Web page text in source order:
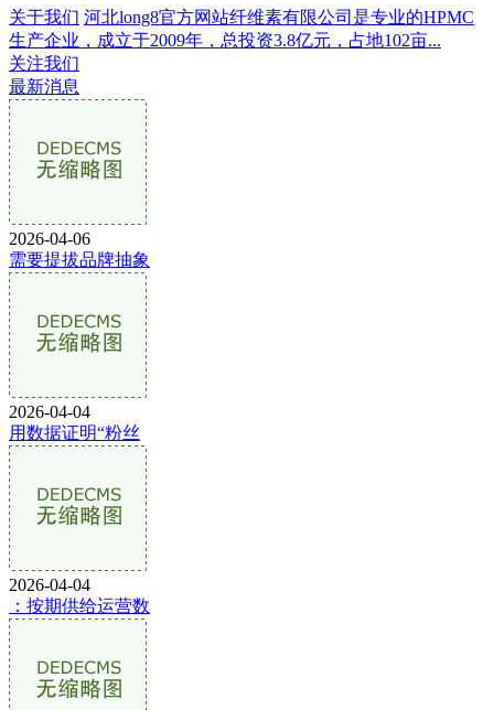
关于我们 河北long8官方网站纤维素有限公司是专业的HPMC
生产企业，成立于2009年，总投资3.8亿元，占地102亩...
关注我们
最新消息
2026-04-06
需要提拔品牌抽象
2026-04-04
用数据证明“粉丝
2026-04-04
：按期供给运营数